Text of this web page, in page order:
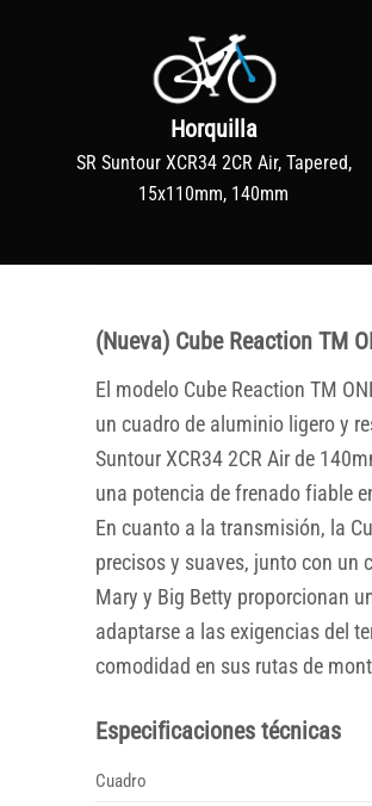
Horquilla
SR Suntour XCR34 2CR Air, Tapered,
15x110mm, 140mm
(Nueva) Cube Reaction TM
El modelo Cube Reaction TM
un cuadro de aluminio ligero y
Suntour XCR34 2CR Air de
una potencia de frenado fiable
En cuanto a la transmisión, la
precisos y suaves, junto con un
Mary y Big Betty proporcionan
adaptarse a las exigencias del
comodidad en sus rutas de
Especificaciones técnicas
Cuadro